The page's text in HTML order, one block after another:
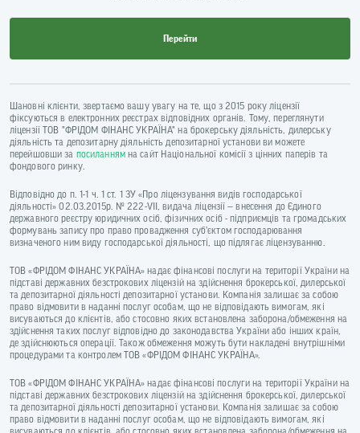
Перейти
Шановні клієнти, звертаємо вашу увагу на те, що з 2015 року ліцензії
фіксуються в електронних реєстрах відповідних органів. Тому, переглянути
ліцензії ТОВ "ФРІДОМ ФІНАНС УКРАЇНА" на брокерську діяльність, дилерську
діяльність та депозитарну діяльність депозитарної установи ви можете
перейшовши за посиланнямна сайт Національної комісії з цінних паперів та
фондового ринку.
Відповідно до п. 1-1 ч. 1 ст. 1 ЗУ «Про ліцензування видів господарської
діяльності» 02.03.2015р. № 222-VII, видача ліцензії — внесення до Єдиного
державного реєстру юридичних осіб, фізичних осіб - підприємців та громадських
формувань запису про право провадження суб’єктом господарювання
визначеного ним виду господарської діяльності, що підлягає ліцензуванню.
ТОВ «ФРІДОМ ФІНАНС УКРАЇНА» надає фінансові послуги на території України на
підставі державних безстрокових ліцензій на здійснення брокерської, дилерської
та депозитарної діяльності депозитарної установи. Компанія залишає за собою
право відмовити в наданні послуг особам, що не відповідають вимогам, які
висуваються до клієнтів, або стосовно яких встановлена заборона/обмеження на
здійснення таких послуг відповідно до законодавства України або інших країн,
де здійснюються операції. Також обмеження можуть бути накладені внутрішніми
процедурами та контролем ТОВ «ФРІДОМ ФІНАНС УКРАЇНА».
ТОВ «ФРІДОМ ФІНАНС УКРАЇНА» надає фінансові послуги на території України на
підставі державних безстрокових ліцензій на здійснення брокерської, дилерської
та депозитарної діяльності депозитарної установи. Компанія залишає за собою
право відмовити в наданні послуг особам, що не відповідають вимогам, які